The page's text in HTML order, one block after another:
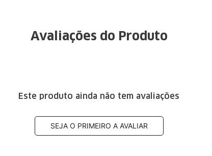
Avaliações do Produto
Este produto ainda não tem avaliações
SEJA O PRIMEIRO A AVALIAR